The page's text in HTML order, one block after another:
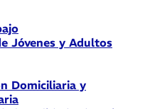
Jóvenes y Adultos
Domiciliaria y